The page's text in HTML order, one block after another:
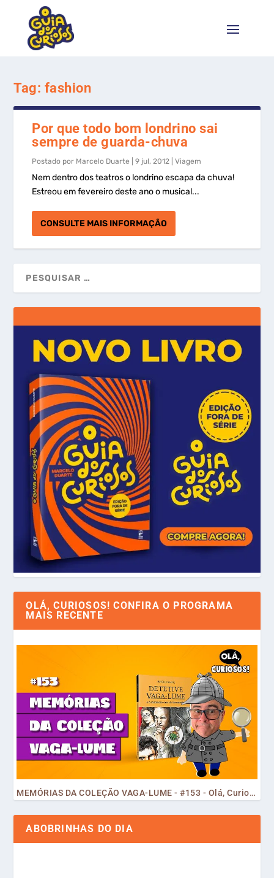
Tag: fashion
Por que todo bom londrino sai
sempre de guarda-chuva
Postado por Marcelo Duarte |9 jul, 2012 |Viagem
Nem dentro dos teatros o londrino escapa da chuva!
Estreou em fevereiro deste ano o musical...
CONSULTE MAIS INFORMAÇÃO
OLÁ, CURIOSOS! CONFIRA O PROGRAMA
MAIS RECENTE
MEMÓRIAS DA COLEÇÃO VAGA-LUME - #153 - Olá, Curiosos! 2023
ABOBRINHAS DO DIA